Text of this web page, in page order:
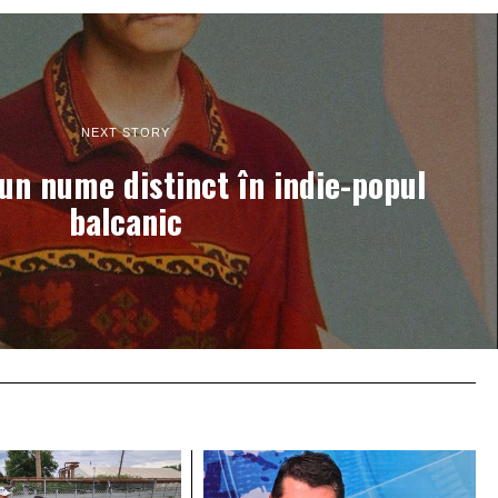
NEXT STORY
nume distinct în indie-popul
balcanic